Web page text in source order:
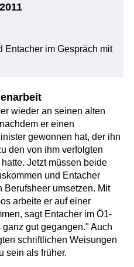
Entacher im Gespräch mit
wieder an seinen alten
er einen
gewonnen hat, der ihn
den von ihm verfolgten
Jetzt müssen beide
und Entacher
Berufsheer umsetzen. Mit
arbeite er auf einer
sagt Entacher im Ö1-
ganz gut gegangen." Auch
schriftlichen Weisungen
sein als früher.